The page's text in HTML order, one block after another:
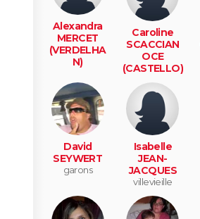
Alexandra
MERCET
(VERDELHA
N)
Caroline
SCACCIAN
OCE
(CASTELLO)
David
SEYWERT
garons
Isabelle
JEAN-
JACQUES
villevieille